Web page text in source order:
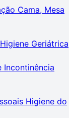
Cama, Mesa
Higiene Geriátrica
Incontinência
Higiene do